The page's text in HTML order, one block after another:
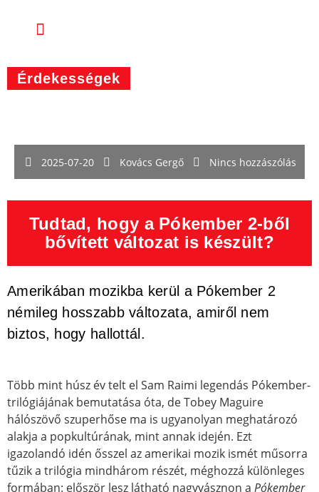
Érdekességek
2025-07-20 Kovács Gergő Nincs hozzászólás
Tudtad, hogy a Pókember 2-ből
bővített változat is készült?
Amerikában mozikba kerül a Pókember 2
némileg hosszabb változata, amiről nem
biztos, hogy hallottál.
Több mint húsz év telt el Sam Raimi legendás Pókember-
trilógiájának bemutatása óta, de Tobey Maguire
hálószövő szuperhőse ma is ugyanolyan meghatározó
alakja a popkultúrának, mint annak idején. Ezt
igazolandó idén ősszel az amerikai mozik ismét műsorra
tűzik a trilógia mindhárom részét, méghozzá különleges
formában: először lesz látható nagyvásznon a Pókember